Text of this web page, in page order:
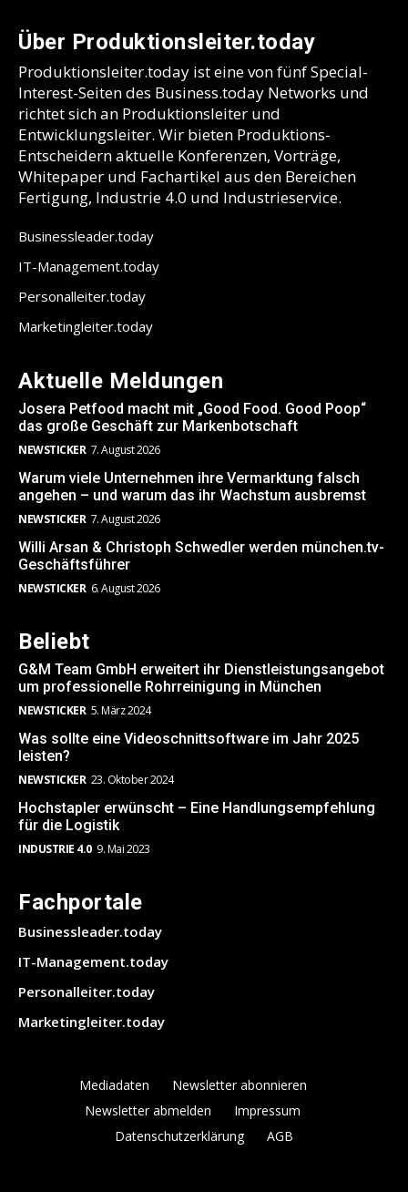
Über Produktionsleiter.today
Produktionsleiter.today ist eine von fünf Special-
Interest-Seiten des Business.today Networks und
richtet sich an Produktionsleiter und
Entwicklungsleiter. Wir bieten Produktions-
Entscheidern aktuelle Konferenzen, Vorträge,
Whitepaper und Fachartikel aus den Bereichen
Fertigung, Industrie 4.0 und Industrieservice.
Businessleader.today
IT-Management.today
Personalleiter.today
Marketingleiter.today
Aktuelle Meldungen
Josera Petfood macht mit „Good Food. Good Poop“
das große Geschäft zur Markenbotschaft
NEWSTICKER 7. August 2026
Warum viele Unternehmen ihre Vermarktung falsch
angehen – und warum das ihr Wachstum ausbremst
NEWSTICKER 7. August 2026
Willi Arsan & Christoph Schwedler werden münchen.tv-
Geschäftsführer
NEWSTICKER 6. August 2026
Beliebt
G&M Team GmbH erweitert ihr Dienstleistungsangebot
um professionelle Rohrreinigung in München
NEWSTICKER 5. März 2024
Was sollte eine Videoschnittsoftware im Jahr 2025
leisten?
NEWSTICKER 23. Oktober 2024
Hochstapler erwünscht – Eine Handlungsempfehlung
für die Logistik
INDUSTRIE 4.0 9. Mai 2023
Fachportale
Businessleader.today
IT-Management.today
Personalleiter.today
Marketingleiter.today
Mediadaten
Newsletter abonnieren
Newsletter abmelden
Impressum
Datenschutzerklärung
AGB